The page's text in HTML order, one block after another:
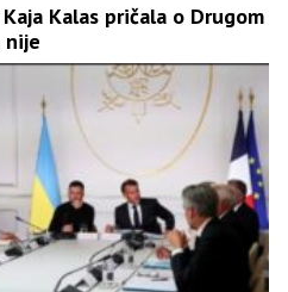
Kalas pričala o Drugom
nije